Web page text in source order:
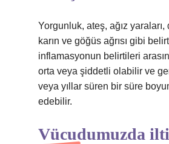
Yorgunluk, ateş, ağız yaraları,
karın ve göğüs ağrısı gibi
inflamasyonun belirtileri
orta veya şiddetli olabilir ve
veya yıllar süren bir süre
edebilir.
Vücudumuzda